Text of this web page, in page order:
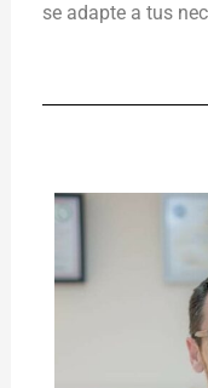
se adapte a tus